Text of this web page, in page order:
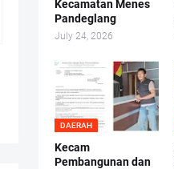
Kecamatan Menes
Pandeglang
July 24, 2026
DAERAH
Kecam
Pembangunan dan